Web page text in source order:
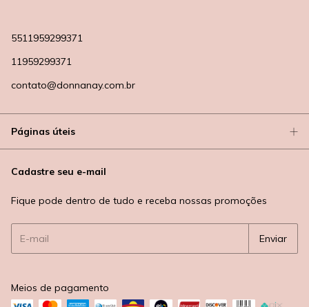
5511959299371
11959299371
contato@donnanay.com.br
Páginas úteis
Cadastre seu e-mail
Fique pode dentro de tudo e receba nossas promoções
Meios de pagamento